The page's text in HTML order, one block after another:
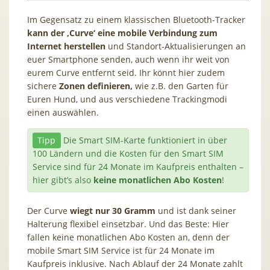
Im Gegensatz zu einem klassischen Bluetooth-Tracker
kann der ‚Curve‘ eine mobile Verbindung zum
Internet herstellen und Standort-Aktualisierungen an
euer Smartphone senden, auch wenn ihr weit von
eurem Curve entfernt seid. Ihr könnt hier zudem
sichere Zonen definieren, wie z.B. den Garten für
Euren Hund, und aus verschiedene Trackingmodi
einen auswählen.
Tipp
Die Smart SIM-Karte funktioniert in über
100 Ländern und die Kosten für den Smart SIM
Service sind für 24 Monate im Kaufpreis enthalten –
hier gibt’s also keine monatlichen Abo Kosten!
Der Curve wiegt nur 30 Gramm und ist dank seiner
Halterung flexibel einsetzbar. Und das Beste: Hier
fallen keine monatlichen Abo Kosten an, denn der
mobile Smart SIM Service ist für 24 Monate im
Kaufpreis inklusive. Nach Ablauf der 24 Monate zahlt